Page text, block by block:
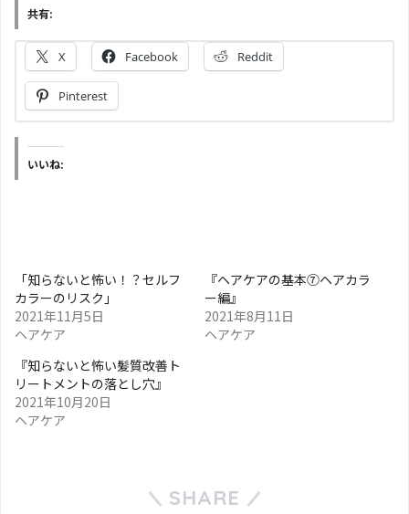
共有:
X Facebook Reddit
Pinterest
いいね:
「知らないと怖い！？セルフ
カラーのリスク」
2021年11月5日
ヘアケア
『ヘアケアの基本⑦ヘアカラ
ー編』
2021年8月11日
ヘアケア
『知らないと怖い髪質改善ト
リートメントの落とし穴』
2021年10月20日
ヘアケア
SHARE